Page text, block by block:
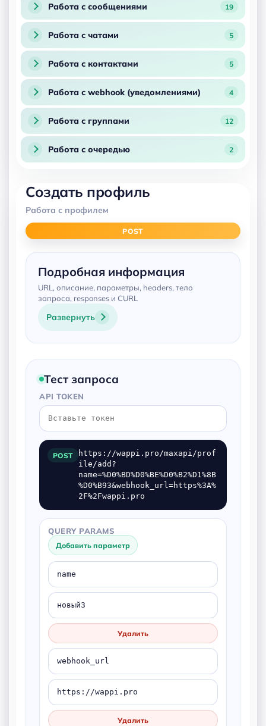
Работа с сообщениями 19
Работа с чатами 5
Работа с контактами 5
Работа с webhook (уведомлениями) 4
Работа с группами 12
Работа с очередью 2
Создать профиль
Работа с профилем
POST
Подробная информация
URL, описание, параметры, headers, тело
запроса, responses и CURL
Развернуть
Тест запроса
API TOKEN
POST
https://wappi.pro/maxapi/prof
ile/add?
name=%D0%BD%D0%BE%D0%B2%D1%8B
%D0%B93&webhook_url=https%3A%
2F%2Fwappi.pro
QUERY PARAMS
Добавить параметр
Удалить
Удалить